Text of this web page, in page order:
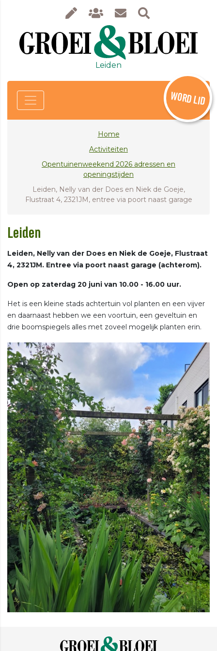
Leiden
WORD LID
Home
Activiteiten
Opentuinenweekend 2026 adressen en
openingstijden
Leiden, Nelly van der Does en Niek de Goeje,
Flustraat 4, 2321JM, entree via poort naast garage
Leiden
Leiden, Nelly van der Does en Niek de Goeje, Flustraat
4, 2321JM. Entree via poort naast garage (achterom).
Open op zaterdag 20 juni van 10.00 - 16.00 uur.
Het is een kleine stads achtertuin vol planten en een vijver
en daarnaast hebben we een voortuin, een geveltuin en
drie boomspiegels alles met zoveel mogelijk planten erin.